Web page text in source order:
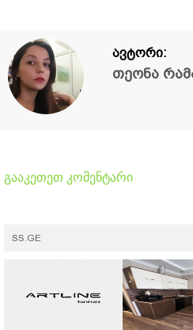
ავტორი:
თეონა
გააკეთეთ კომენტარი
SS.GE